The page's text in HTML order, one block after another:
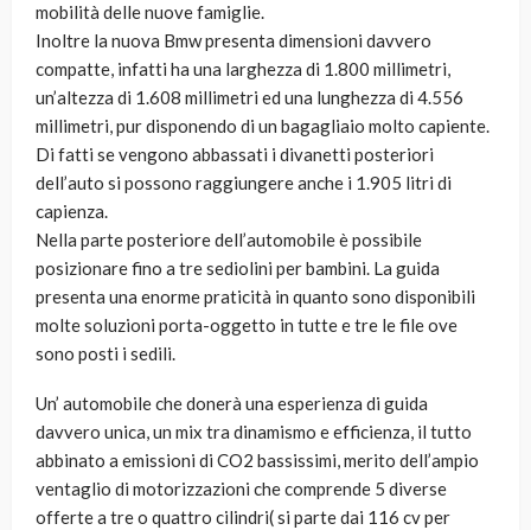
mobilità delle nuove famiglie.
Inoltre la nuova Bmw presenta dimensioni davvero
compatte, infatti ha una larghezza di 1.800 millimetri,
un’altezza di 1.608 millimetri ed una lunghezza di 4.556
millimetri, pur disponendo di un bagagliaio molto capiente.
Di fatti se vengono abbassati i divanetti posteriori
dell’auto si possono raggiungere anche i 1.905 litri di
capienza.
Nella parte posteriore dell’automobile è possibile
posizionare fino a tre sediolini per bambini. La guida
presenta una enorme praticità in quanto sono disponibili
molte soluzioni porta-oggetto in tutte e tre le file ove
sono posti i sedili.
Un’ automobile che donerà una esperienza di guida
davvero unica, un mix tra dinamismo e efficienza, il tutto
abbinato a emissioni di CO2 bassissimi, merito dell’ampio
ventaglio di motorizzazioni che comprende 5 diverse
offerte a tre o quattro cilindri( si parte dai 116 cv per